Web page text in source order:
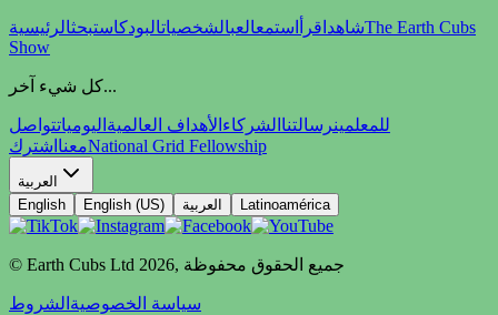
شاهد اقرأ استمعالعبالشخصياتالبودكاستبحثالرئيسية
The Earth Cubs
Show
كل شيء آخر...
للمعلمينرسالتنا الشركاء الأهداف العالمية اليومياتتواصل
معنا اشترك National Grid Fellowship
العربية
English
English (US) العربية Latinoamérica
© Earth Cubs Ltd 2026, جميع الحقوق محفوظة
سياسة الخصوصية الشروط